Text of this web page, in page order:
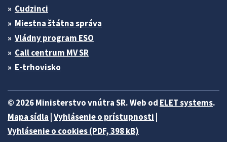
Cudzinci
Miestna štátna správa
Vládny program ESO
Call centrum MV SR
E-trhovisko
© 2026 Ministerstvo vnútra SR. Web od ELET systems.
Mapa sídla Vyhlásenie o prístupnosti
Vyhlásenie o cookies (PDF, 398 kB)